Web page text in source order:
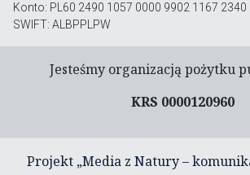
Konto: PL60 2490 1057 0000 9902 1167 2340
SWIFT: ALBPPLPW
Jesteśmy organizacją pożytku
KRS 0000120960
Projekt „Media z Natury –